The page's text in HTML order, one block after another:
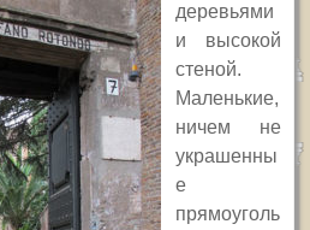
деревьями
и высокой
стеной.
Маленькие,
ничем не
украшенны
е
прямоуголь